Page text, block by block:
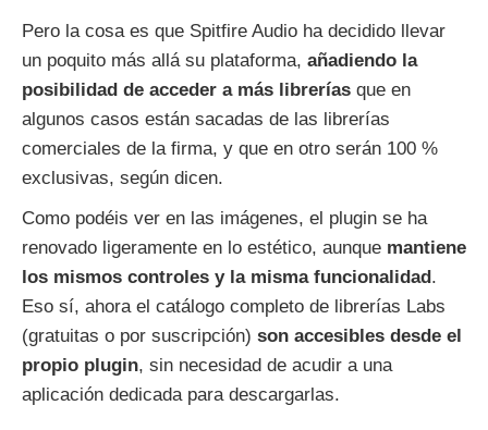
Pero la cosa es que Spitfire Audio ha decidido llevar
un poquito más allá su plataforma, añadiendo la
posibilidad de acceder a más librerías que en
algunos casos están sacadas de las librerías
comerciales de la firma, y que en otro serán 100 %
exclusivas, según dicen.
Como podéis ver en las imágenes, el plugin se ha
renovado ligeramente en lo estético, aunque mantiene
los mismos controles y la misma funcionalidad .
Eso sí, ahora el catálogo completo de librerías Labs
(gratuitas o por suscripción) son accesibles desde el
propio plugin, sin necesidad de acudir a una
aplicación dedicada para descargarlas.